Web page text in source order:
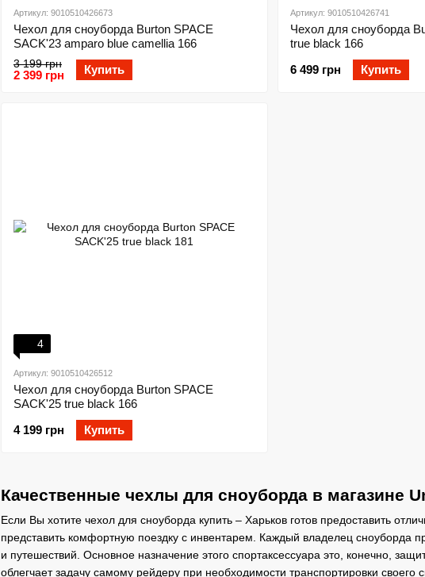
Качественные чехлы для сноуборда в магазине
Если Вы хотите чехол для сноуборда купить – Харьков готов предоставить
представить комфортную поездку с инвентарем. Каждый владелец сноуборда
и путешествий. Основное назначение этого спортаксессуара это, конечно,
облегчает задачу самому рейдеру при необходимости транспортировки своего
Артикул: 9010510426673
Чехол для сноуборда Burton SPACE
SACK'23 amparo blue camellia 166
3 199 грн
2 399 грн Купить
Артикул: 9010510426741
Чехол для сноуборда
true black 166
6 499 грн
Купить
4
Артикул: 9010510426512
Чехол для сноуборда Burton SPACE
SACK'25 true black 166
4 199 грн
Купить